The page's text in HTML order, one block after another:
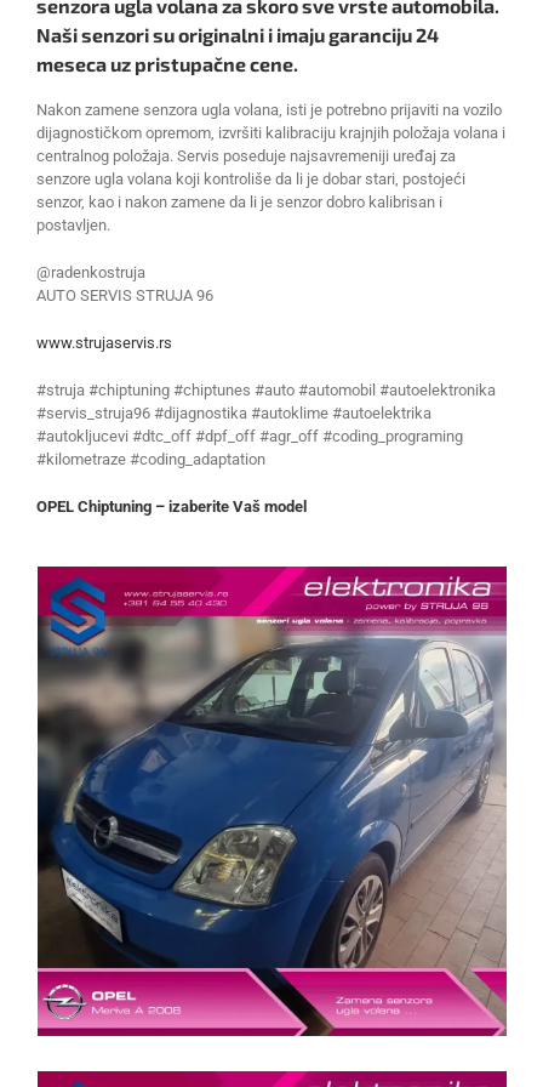
senzora ugla volana za skoro sve vrste automobila.
Naši senzori su originalni i imaju garanciju 24
meseca uz pristupačne cene.
Nakon zamene senzora ugla volana, isti je potrebno prijaviti na vozilo
dijagnostičkom opremom, izvršiti kalibraciju krajnjih položaja volana i
centralnog položaja. Servis poseduje najsavremeniji uređaj za
senzore ugla volana koji kontroliše da li je dobar stari, postojeći
senzor, kao i nakon zamene da li je senzor dobro kalibrisan i
postavljen.
@radenkostruja
AUTO SERVIS STRUJA 96
www.strujaservis.rs
#struja #chiptuning #chiptunes #auto #automobil #autoelektronika
#servis_struja96 #dijagnostika #autoklime #autoelektrika
#autokljucevi #dtc_off #dpf_off #agr_off #coding_programing
#kilometraze #coding_adaptation
OPEL Chiptuning – izaberite Vaš model